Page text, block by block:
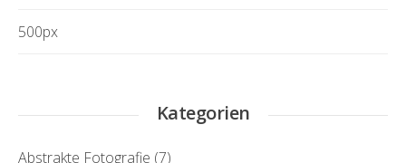
500px
Kategorien
Abstrakte Fotografie (7)